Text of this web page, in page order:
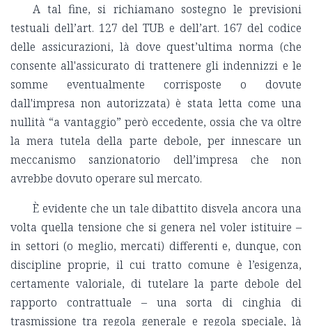
A tal fine, si richiamano sostegno le previsioni
testuali dell’art. 127 del TUB e dell’art. 167 del codice
delle assicurazioni, là dove quest’ultima norma (che
consente all'assicurato di trattenere gli indennizzi e le
somme eventualmente corrisposte o dovute
dall'impresa non autorizzata) è stata letta come una
nullità “a vantaggio” però eccedente, ossia che va oltre
la mera tutela della parte debole, per innescare un
meccanismo sanzionatorio dell’impresa che non
avrebbe dovuto operare sul mercato.
È evidente che un tale dibattito disvela ancora una
volta quella tensione che si genera nel voler istituire –
in settori (o meglio, mercati) differenti e, dunque, con
discipline proprie, il cui tratto comune è l’esigenza,
certamente valoriale, di tutelare la parte debole del
rapporto contrattuale – una sorta di cinghia di
trasmissione tra regola generale e regola speciale, là